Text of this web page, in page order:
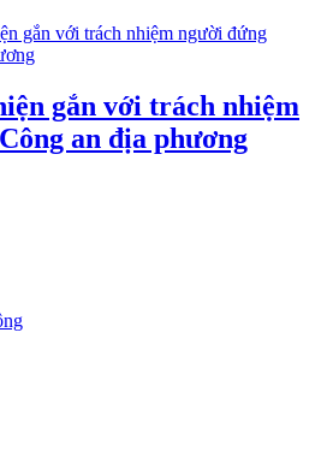
gắn với trách nhiệm
an địa phương